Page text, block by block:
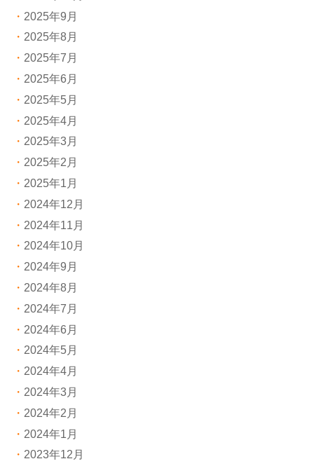
2025年9月
2025年8月
2025年7月
2025年6月
2025年5月
2025年4月
2025年3月
2025年2月
2025年1月
2024年12月
2024年11月
2024年10月
2024年9月
2024年8月
2024年7月
2024年6月
2024年5月
2024年4月
2024年3月
2024年2月
2024年1月
2023年12月